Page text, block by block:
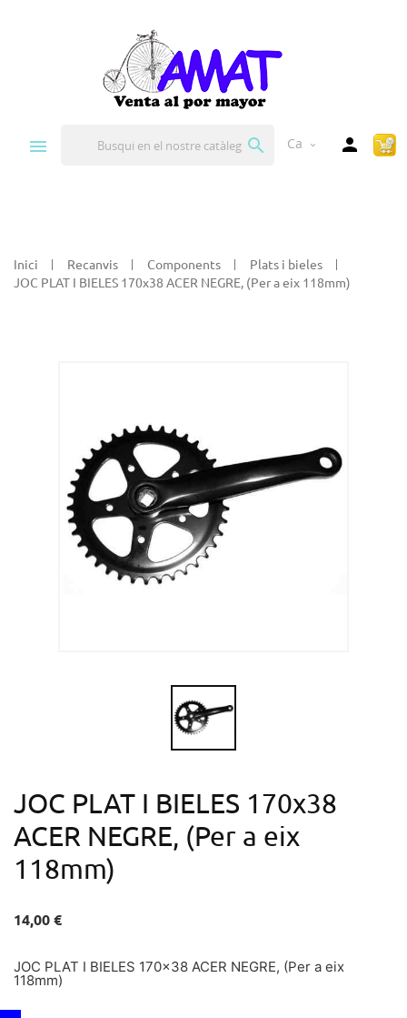
 Ca expand_more 
Inici Recanvis Components
Plats i bieles
JOC PLAT I BIELES 170x38 ACER NEGRE, (Per a eix 118mm)
JOC PLAT I BIELES 170x38
ACER NEGRE, (Per a eix
118mm)
14,00 €
JOC PLAT I BIELES 170x38 ACER NEGRE, (Per a eix
118mm)